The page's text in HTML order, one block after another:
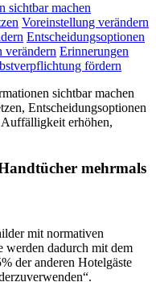
sichtbar machen
Voreinstellung verändern
Entscheidungsoptionen
verändern Erinnerungen
fördern
sichtbar machen
Entscheidungsoptionen
erhöhen,
mehrmals
mit normativen
werden dadurch mit dem
der anderen Hotelgäste